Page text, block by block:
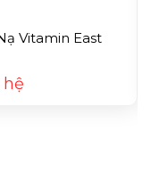
Vitamin East
hệ